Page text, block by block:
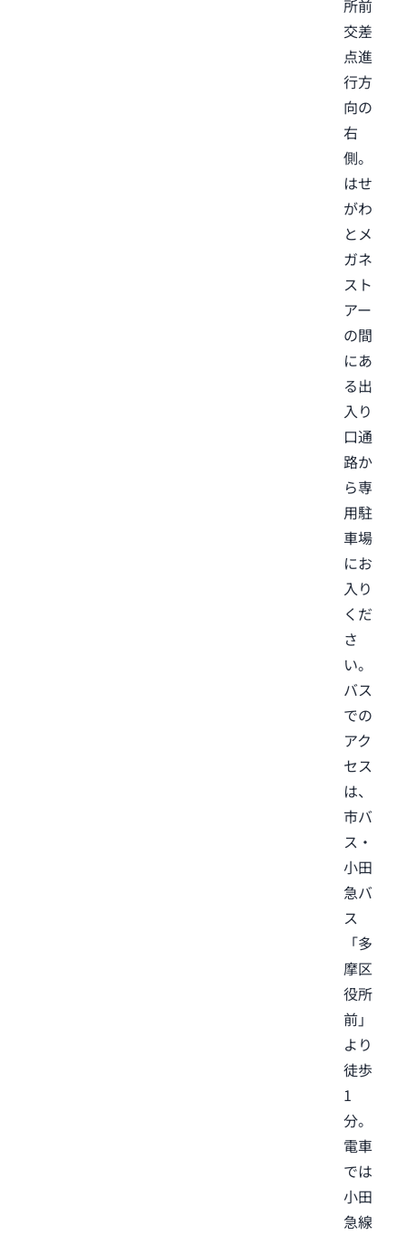
所前
交差
点進
行方
向の
右
側。
はせ
がわ
とメ
ガネ
スト
アー
の間
にあ
る出
入り
口通
路か
ら専
用駐
車場
にお
入り
くだ
さ
い。
バス
での
アク
セス
は、
市バ
ス・
小田
急バ
ス
「多
摩区
役所
前」
より
徒歩
1
分。
電車
では
小田
急線